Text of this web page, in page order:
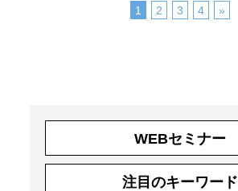
1 2 3 4 »
WEBセミナー
注目のキーワード